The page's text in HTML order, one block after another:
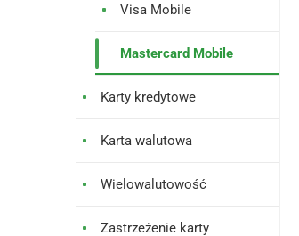
Visa Mobile
Mastercard Mobile
Karty kredytowe
Karta walutowa
Wielowalutowość
Zastrzeżenie karty